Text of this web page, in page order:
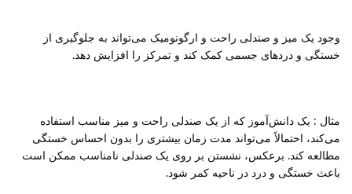
وجود یک میز و صندلی راحت و ارگونومیک می‌تواند به جلوگیری از
خستگی و دردهای جسمی کمک کند و تمرکز را افزایش دهد.
مثال : یک دانش‌آموز که از یک صندلی راحت و میز مناسب استفاده
می‌کند، احتمالاً می‌تواند مدت زمان بیشتری را بدون احساس خستگی
مطالعه کند. برعکس، نشستن بر روی یک صندلی نامناسب ممکن است
باعث خستگی و درد در ناحیه کمر شود.